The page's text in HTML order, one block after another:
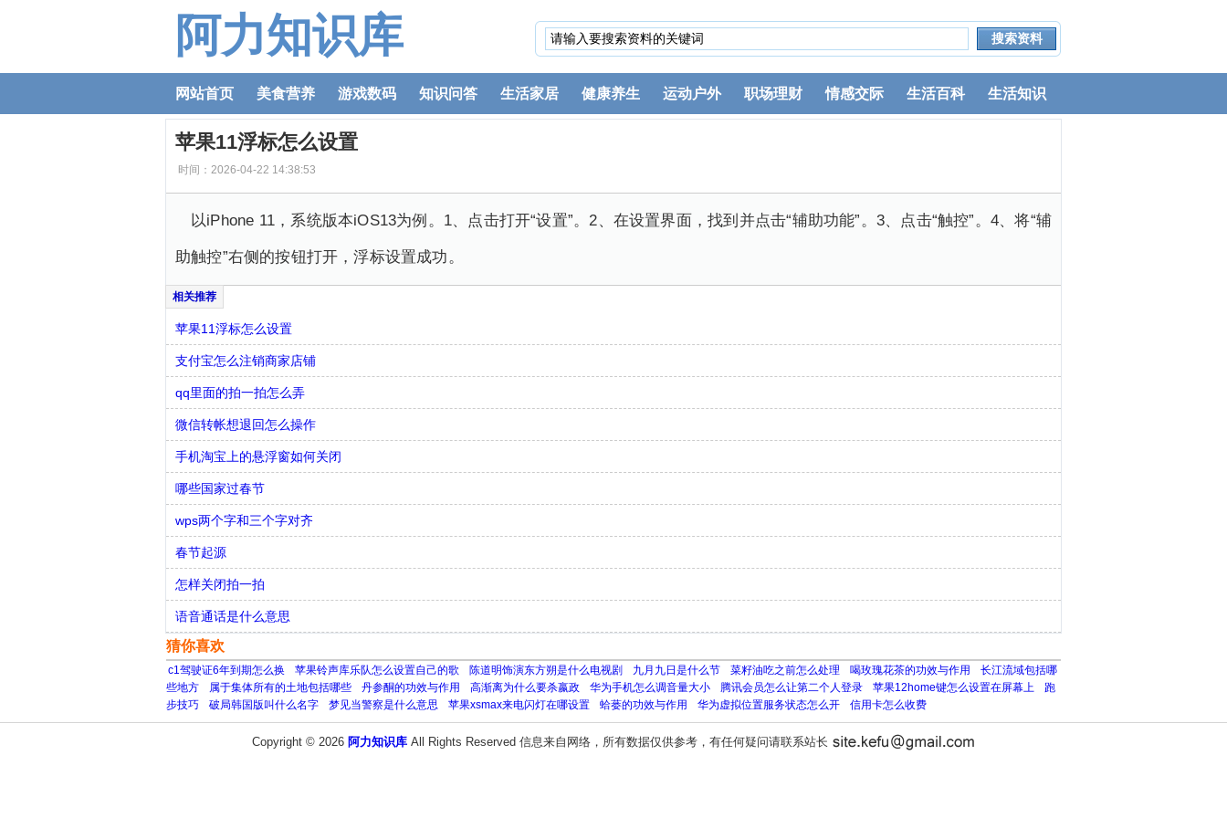
阿力知识库
网站首页 美食营养 游戏数码 知识问答 生活家居 健康养生 运动户外 职场理财 情感交际 生活百科 生活知识
苹果11浮标怎么设置
时间：2026-04-22 14:38:53
以iPhone 11，系统版本iOS13为例。1、点击打开“设置”。2、在设置界面，找到并点击“辅助功能”。3、点击“触控”。4、将“辅
助触控”右侧的按钮打开，浮标设置成功。
苹果11浮标怎么设置
支付宝怎么注销商家店铺
qq里面的拍一拍怎么弄
微信转帐想退回怎么操作
手机淘宝上的悬浮窗如何关闭
哪些国家过春节
wps两个字和三个字对齐
春节起源
怎样关闭拍一拍
语音通话是什么意思
猜你喜欢
c1驾驶证6年到期怎么换 苹果铃声库乐队怎么设置自己的歌 陈道明饰演东方朔是什么电视剧 九月九日是什么节 菜籽油吃之前怎么处理 喝玫瑰花茶的功效与作用
长江流域包括哪
些地方
属于集体所有的土地包括哪些 丹参酮的功效与作用 高渐离为什么要杀嬴政 华为手机怎么调音量大小 腾讯会员怎么让第二个人登录 苹果12home键怎么设置在屏幕上
跑
步技巧
破局韩国版叫什么名字 梦见当警察是什么意思 苹果xsmax来电闪灯在哪设置 蛤蒌的功效与作用 华为虚拟位置服务状态怎么开 信用卡怎么收费
Copyright © 2026 阿力知识库All Rights Reserved 信息来自网络，所有数据仅供参考，有任何疑问请联系站长